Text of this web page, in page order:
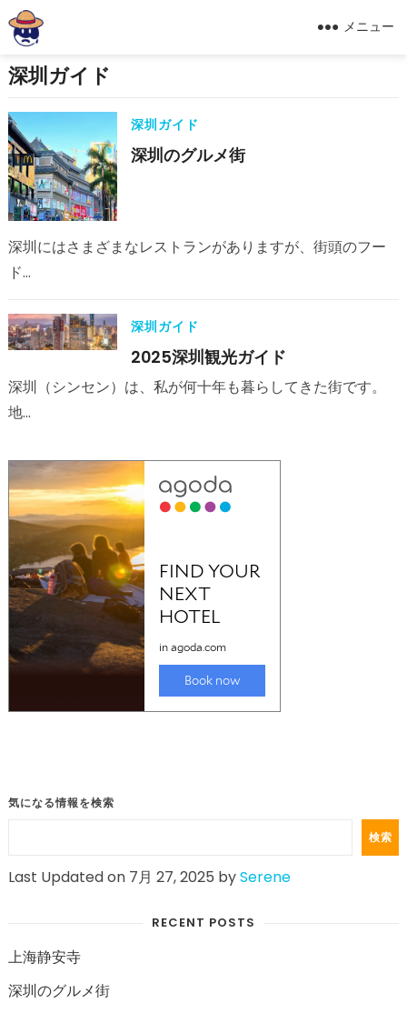
メニュー
深圳ガイド
深圳ガイド
深圳のグルメ街
深圳にはさまざまなレストランがありますが、街頭のフー
ド…
深圳ガイド
2025深圳観光ガイド
深圳（シンセン）は、私が何十年も暮らしてきた街です。
地…
気になる情報を検索
検索
Last Updated on 7月 27, 2025 bySerene
RECENT POSTS
上海静安寺
深圳のグルメ街